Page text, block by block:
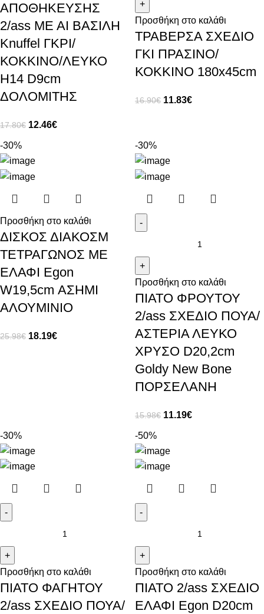
ΑΠΟΘΗΚΕΥΣΗΣ
2/ass ΜΕ ΑΙ ΒΑΣΙΛΗ
Knuffel ΓΚΡΙ/
ΚΟΚΚΙΝΟ/ΛΕΥΚΟ
H14 D9cm
ΔΟΛΟΜΙΤΗΣ
17.80€ 12.46€
Προσθήκη στο καλάθι
ΤΡΑΒΕΡΣΑ ΣΧΕΔΙΟ
ΓΚΙ ΠΡΑΣΙΝΟ/
ΚΟΚΚΙΝΟ 180x45cm
16.90€ 11.83€
-30%
Προσθήκη στο καλάθι
ΔΙΣΚΟΣ ΔΙΑΚΟΣΜ
ΤΕΤΡΑΓΩΝΟΣ ΜΕ
ΕΛΑΦΙ Egon
W19,5cm ΑΣΗΜΙ
ΑΛΟΥΜΙΝΙΟ
25.98€ 18.19€
-30%
Προσθήκη στο καλάθι
ΠΙΑΤΟ ΦΡΟΥΤΟΥ
2/ass ΣΧΕΔΙΟ ΠΟΥΑ/
ΑΣΤΕΡΙΑ ΛΕΥΚΟ
ΧΡΥΣΟ D20,2cm
Goldy New Bone
ΠΟΡΣΕΛΑΝΗ
15.98€ 11.19€
-30%
Προσθήκη στο καλάθι
ΠΙΑΤΟ ΦΑΓΗΤΟΥ
2/ass ΣΧΕΔΙΟ ΠΟΥΑ/
-50%
Προσθήκη στο καλάθι
ΠΙΑΤΟ 2/ass ΣΧΕΔΙΟ
ΕΛΑΦΙ Egon D20cm